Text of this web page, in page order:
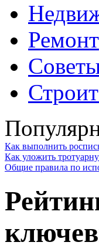
Ремонт
Как выполнить
Как уложить
Общие правила по